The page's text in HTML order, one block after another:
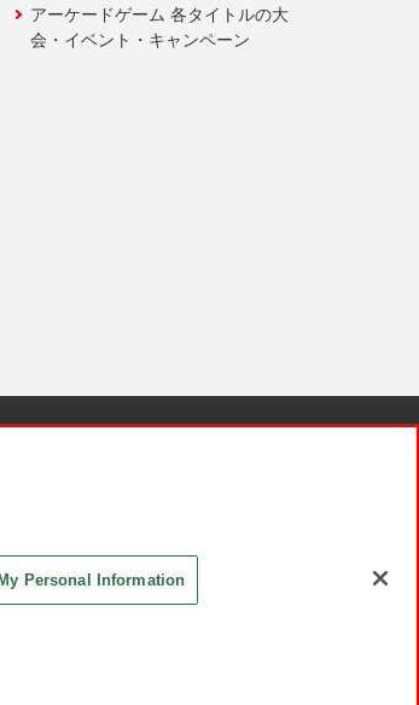
アーケードゲーム 各タイトルの大
会・イベント・キャンペーン
Personal Information